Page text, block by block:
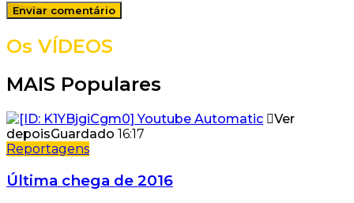
Os VÍDEOS
MAIS Populares
Ver
depoisGuardado 16:17
Reportagens
Última chega de 2016